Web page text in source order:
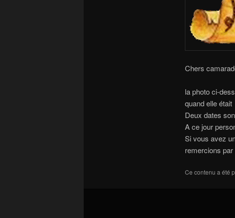
Chers
la photo ci-
quand elle était
Deux dates
A ce jour
Si vous avez
remercions
Ce contenu a été